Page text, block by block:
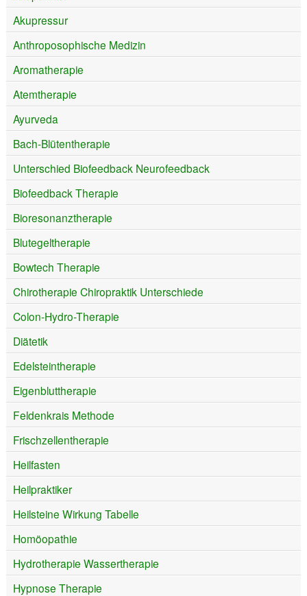
Akupressur
Anthroposophische Medizin
Aromatherapie
Atemtherapie
Ayurveda
Bach-Blütentherapie
Unterschied Biofeedback Neurofeedback
Biofeedback Therapie
Bioresonanztherapie
Blutegeltherapie
Bowtech Therapie
Chirotherapie Chiropraktik Unterschiede
Colon-Hydro-Therapie
Diätetik
Edelsteintherapie
Eigenbluttherapie
Feldenkrais Methode
Frischzellentherapie
Heilfasten
Heilpraktiker
Heilsteine Wirkung Tabelle
Homöopathie
Hydrotherapie Wassertherapie
Hypnose Therapie